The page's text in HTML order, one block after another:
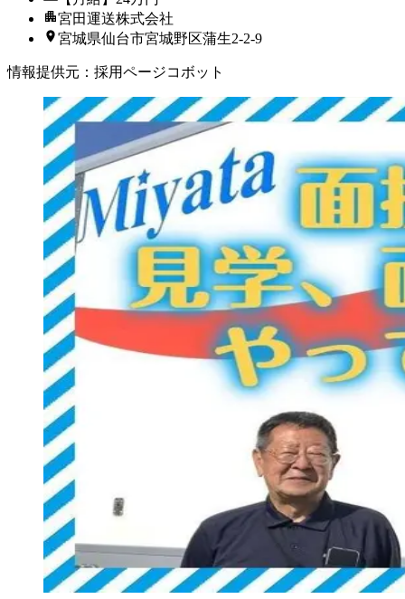
宮田運送株式会社
宮城県仙台市宮城野区蒲生2-2-9
情報提供元 ： 採用ページコボット